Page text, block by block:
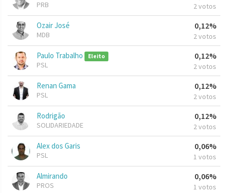
PRB 2 votos
Ozair José
MDB
0,12%
2 votos
Paulo Trabalho Eleito
PSL
0,12%
2 votos
Renan Gama
PSL
0,12%
2 votos
Rodrigão
SOLIDARIEDADE
0,12%
2 votos
Alex dos Garis
PSL
0,06%
1 votos
Almirando
PROS
0,06%
1 votos